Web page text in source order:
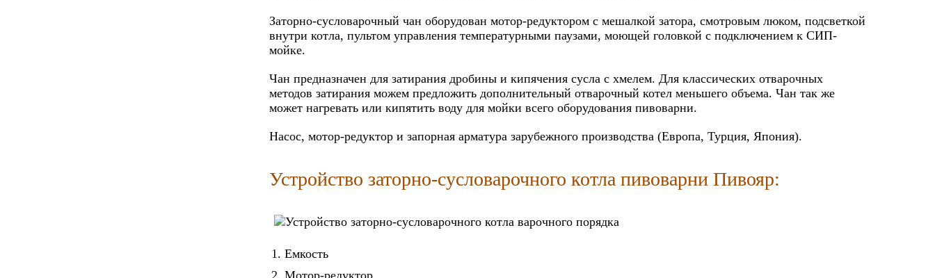
Заторно-сусловарочный чан оборудован мотор-редуктором с мешалкой затора, смотровым люком, подсветкой
внутри котла, пультом управления температурными паузами, моющей головкой с подключением к СИП-
мойке.
Чан предназначен для затирания дробины и кипячения сусла с хмелем. Для классических отварочных
методов затирания можем предложить дополнительный отварочный котел меньшего объема. Чан так же
может нагревать или кипятить воду для мойки всего оборудования пивоварни.
Насос, мотор-редуктор и запорная арматура зарубежного производства (Европа, Турция, Япония).
Устройство заторно-сусловарочного котла пивоварни Пивояр:
Емкость
Мотор-редуктор